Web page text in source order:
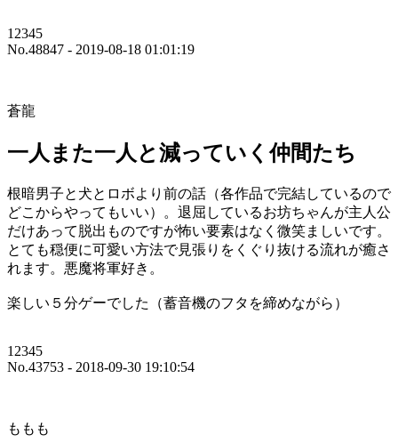
12345
No.48847 - 2019-08-18 01:01:19
蒼龍
一人また一人と減っていく仲間たち
根暗男子と犬とロボより前の話（各作品で完結しているので
どこからやってもいい）。退屈しているお坊ちゃんが主人公
だけあって脱出ものですが怖い要素はなく微笑ましいです。
とても穏便に可愛い方法で見張りをくぐり抜ける流れが癒さ
れます。悪魔将軍好き。
楽しい５分ゲーでした（蓄音機のフタを締めながら）
12345
No.43753 - 2018-09-30 19:10:54
ももも